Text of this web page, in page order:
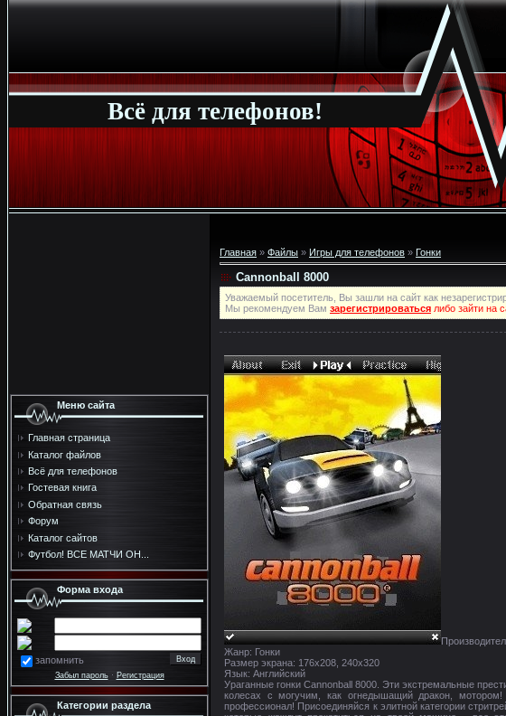
Всё для телефонов!
Меню сайта
Главная страница
Каталог файлов
Всё для телефонов
Гостевая книга
Обратная связь
Форум
Каталог сайтов
Футбол! ВСЕ МАТЧИ ОН...
Форма входа
запомнить
Забыл пароль· Регистрация
Категории раздела
Главная » Файлы » Игры для телефонов » Гонки
Cannonball 8000
Уважаемый посетитель, Вы зашли на сайт как
Мы рекомендуем Вам зарегистрироваться либо зайти на
Жанр: Гонки
Размер экрана: 176x208, 240х320
Язык: Английский
Ураганные гонки Cannonball 8000. Эти экстремальные
колесах с могучим, как огнедышащий дракон,
профессионал! Присоединяйся к элитной категории